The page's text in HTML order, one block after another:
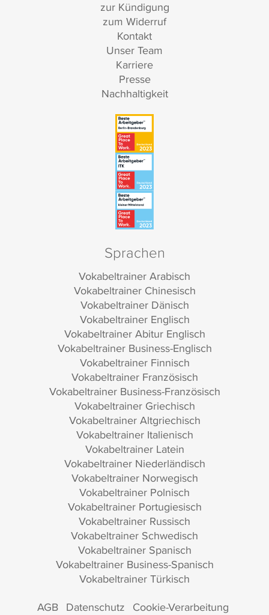
zur Kündigung
zum Widerruf
Kontakt
Unser Team
Karriere
Presse
Nachhaltigkeit
Sprachen
Vokabeltrainer Arabisch
Vokabeltrainer Chinesisch
Vokabeltrainer Dänisch
Vokabeltrainer Englisch
Vokabeltrainer Abitur Englisch
Vokabeltrainer Business-Englisch
Vokabeltrainer Finnisch
Vokabeltrainer Französisch
Vokabeltrainer Business-Französisch
Vokabeltrainer Griechisch
Vokabeltrainer Altgriechisch
Vokabeltrainer Italienisch
Vokabeltrainer Latein
Vokabeltrainer Niederländisch
Vokabeltrainer Norwegisch
Vokabeltrainer Polnisch
Vokabeltrainer Portugiesisch
Vokabeltrainer Russisch
Vokabeltrainer Schwedisch
Vokabeltrainer Spanisch
Vokabeltrainer Business-Spanisch
Vokabeltrainer Türkisch
AGB Datenschutz Cookie-Verarbeitung